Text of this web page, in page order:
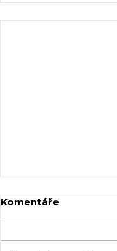
Komentáře